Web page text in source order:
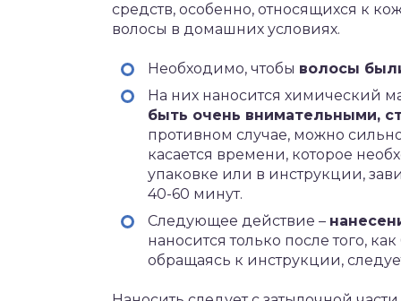
средств, особенно, относящихся к
волосы в домашних условиях.
Необходимо, чтобы волосы
На них наносится химический
быть очень внимательными,
противном случае, можно
касается времени, которое
упаковке или в инструкции,
40-60 минут.
Следующее действие –
наносится только после того,
обращаясь к инструкции,